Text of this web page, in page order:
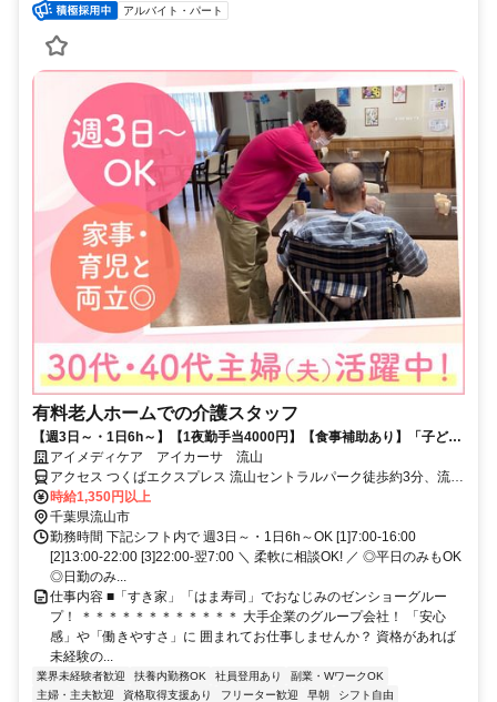
アルバイト・パート
有料老人ホームでの介護スタッフ
【週3日～・1日6h～】【1夜勤手当4000円】【食事補助あり】「子ども
の予定と合わせたい」「ブランクがあるから少しずつ慣れたい」など、
シフトの相談は柔軟に相談OK♪Wワークも歓迎します!ライフスタイルに
合わせて活躍したい方にピッタリ◎ゼンショーグループのサービスのノ
ウハウを活かしたレクリエーションは、種類が豊富＆ユニークなのが自
慢♪利用者さまの笑顔や思い出づくりに貢献しやすい環境づくりをバック
アップします。
アイメディケア アイカーサ 流山
アクセス つくばエクスプレス 流山セントラルパーク徒歩約3分、流鉄
流山線 流山徒歩約21分、流鉄流山線 平和台（千葉県）徒歩約23分
時給1,350円以上
千葉県流山市
勤務時間 下記シフト内で 週3日～・1日6h～OK [1]7:00-16:00
[2]13:00-22:00 [3]22:00-翌7:00 ＼ 柔軟に相談OK! ／ ◎平日のみもOK
◎日勤のみ...
仕事内容 ■「すき家」「はま寿司」でおなじみのゼンショーグルー
プ！ ＊＊＊＊＊＊＊＊＊＊＊＊ 大手企業のグループ会社！ 「安心
感」や「働きやすさ」に 囲まれてお仕事しませんか？ 資格があれば
未経験の...
業界未経験者歓迎 扶養内勤務OK 社員登用あり
副業・WワークOK
主婦・主夫歓迎
資格取得支援あり フリーター歓迎 早朝
シフト自由